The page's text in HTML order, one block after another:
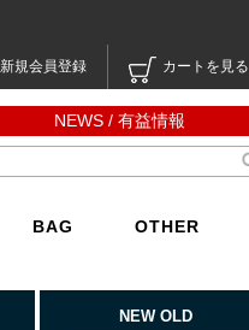
新規会員登録 カートを見る
NEWS / 有益情報
BAG OTHER
NEW OLD